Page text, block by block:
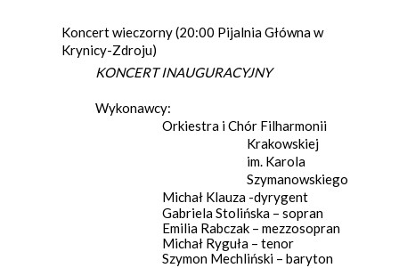
Koncert wieczorny (20:00 Pijalnia Główna w
Krynicy-Zdroju)
KONCERT INAUGURACYJNY
Wykonawcy:
Orkiestra i Chór Filharmonii
Krakowskiej
im. Karola
Szymanowskiego
Michał Klauza -dyrygent
Gabriela Stolińska – sopran
Emilia Rabczak – mezzosopran
Michał Ryguła – tenor
Szymon Mechliński – baryton